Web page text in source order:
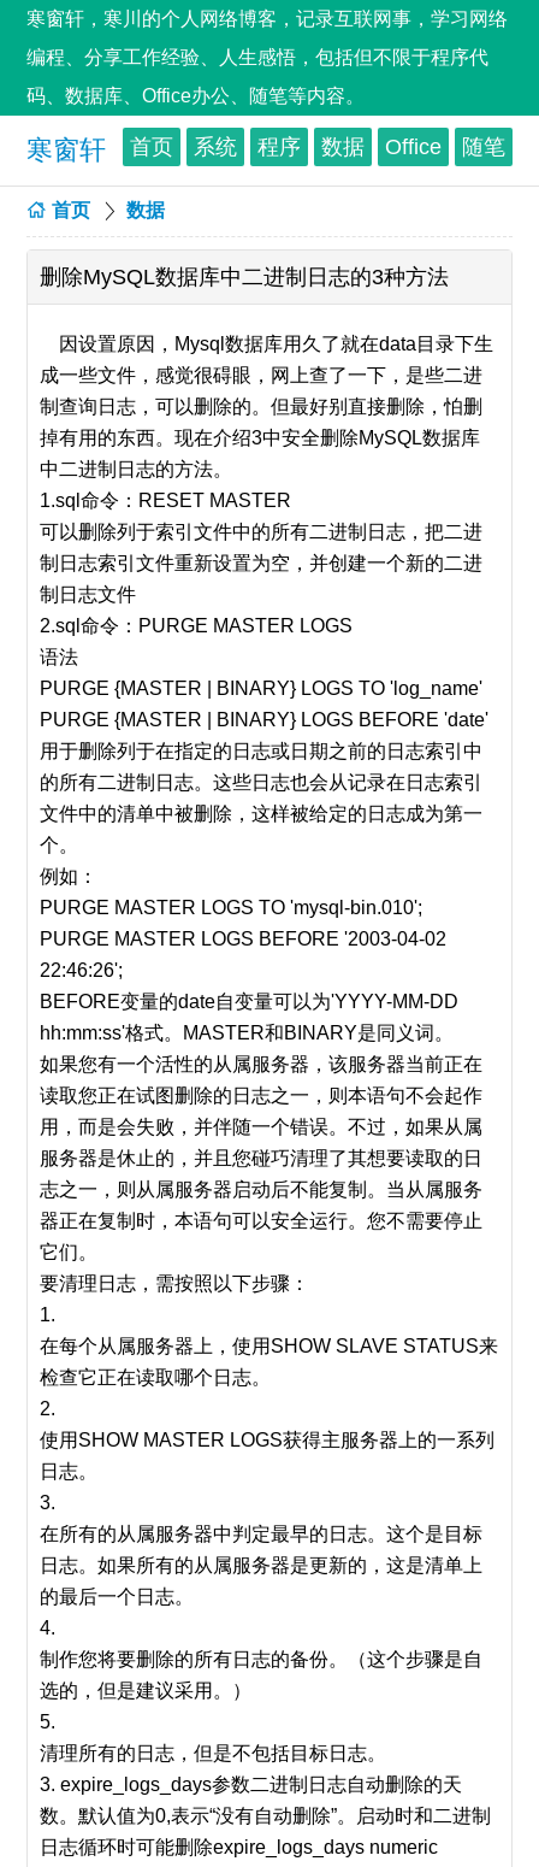
寒窗轩，寒川的个人网络博客，记录互联网事，学习网络
编程、分享工作经验、人生感悟，包括但不限于程序代
码、数据库、Office办公、随笔等内容。
寒窗轩 首页 系统 程序 数据 Office 随笔
首页 数据
删除MySQL数据库中二进制日志的3种方法
因设置原因，Mysql数据库用久了就在data目录下生
成一些文件，感觉很碍眼，网上查了一下，是些二进
制查询日志，可以删除的。但最好别直接删除，怕删
掉有用的东西。现在介绍3中安全删除MySQL数据库
中二进制日志的方法。
1.sql命令：RESET MASTER
可以删除列于索引文件中的所有二进制日志，把二进
制日志索引文件重新设置为空，并创建一个新的二进
制日志文件
2.sql命令：PURGE MASTER LOGS
语法
PURGE {MASTER | BINARY} LOGS TO 'log_name'
PURGE {MASTER | BINARY} LOGS BEFORE 'date'
用于删除列于在指定的日志或日期之前的日志索引中
的所有二进制日志。这些日志也会从记录在日志索引
文件中的清单中被删除，这样被给定的日志成为第一
个。
例如：
PURGE MASTER LOGS TO 'mysql-bin.010';
PURGE MASTER LOGS BEFORE '2003-04-02
22:46:26';
BEFORE变量的date自变量可以为'YYYY-MM-DD
hh:mm:ss'格式。MASTER和BINARY是同义词。
如果您有一个活性的从属服务器，该服务器当前正在
读取您正在试图删除的日志之一，则本语句不会起作
用，而是会失败，并伴随一个错误。不过，如果从属
服务器是休止的，并且您碰巧清理了其想要读取的日
志之一，则从属服务器启动后不能复制。当从属服务
器正在复制时，本语句可以安全运行。您不需要停止
它们。
要清理日志，需按照以下步骤：
1.
在每个从属服务器上，使用SHOW SLAVE STATUS来
检查它正在读取哪个日志。
2.
使用SHOW MASTER LOGS获得主服务器上的一系列
日志。
3.
在所有的从属服务器中判定最早的日志。这个是目标
日志。如果所有的从属服务器是更新的，这是清单上
的最后一个日志。
4.
制作您将要删除的所有日志的备份。（这个步骤是自
选的，但是建议采用。）
5.
清理所有的日志，但是不包括目标日志。
3. expire_logs_days参数二进制日志自动删除的天
数。默认值为0,表示“没有自动删除”。启动时和二进制
日志循环时可能删除expire_logs_days numeric